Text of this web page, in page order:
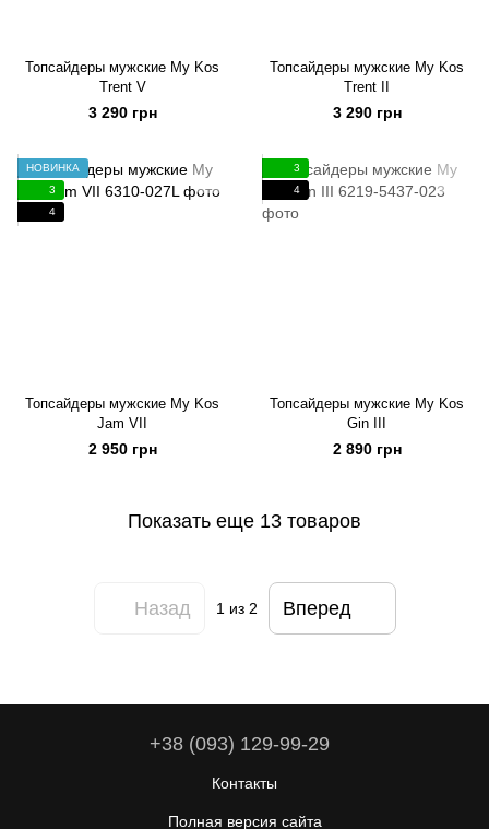
Топсайдеры мужские My Kos
Trent V
3 290 грн
Топсайдеры мужские My Kos
Trent II
3 290 грн
НОВИНКА
3
4
Топсайдеры мужские My Kos
Jam VII
2 950 грн
3
4
Топсайдеры мужские My Kos
Gin III
2 890 грн
Показать еще 13 товаров
Назад 1 из 2 Вперед
+38 (093) 129-99-29
Контакты
Полная версия сайта